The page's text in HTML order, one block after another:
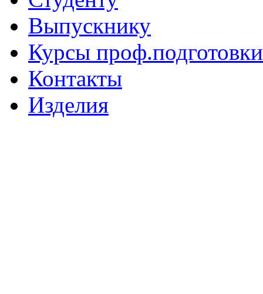
Выпускнику
Курсы проф.подготовки
Контакты
Изделия